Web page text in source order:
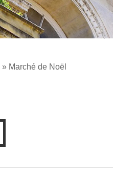
» Marché de Noël